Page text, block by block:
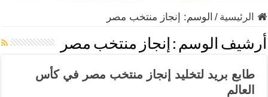
الرئيسية / الوسم: إنجاز منتخب مصر
أرشيف الوسم : إنجاز منتخب مصر
طابع بريد لتخليد إنجاز منتخب مصر في كأس
العالم